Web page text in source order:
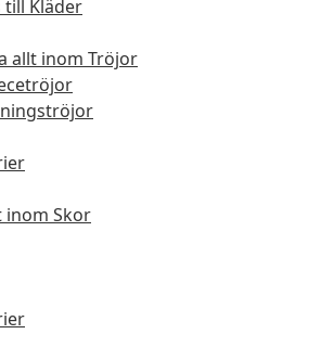
till Kläder
allt inom Tröjor
inom Skor